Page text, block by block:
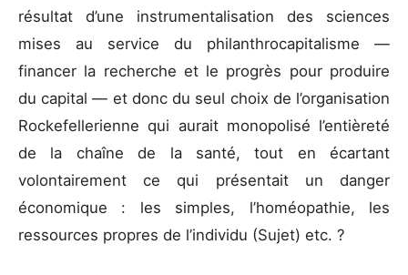
résultat d’une instrumentalisation des sciences
mises au service du philanthrocapitalisme —
financer la recherche et le progrès pour produire
du capital — et donc du seul choix de l’organisation
Rockefellerienne qui aurait monopolisé l’entièreté
de la chaîne de la santé, tout en écartant
volontairement ce qui présentait un danger
économique : les simples, l’homéopathie, les
ressources propres de l’individu (Sujet) etc. ?